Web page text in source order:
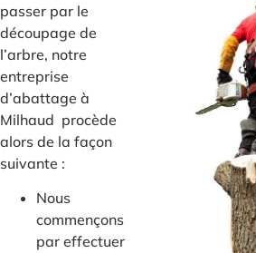
passer par le
découpage de
l’arbre, notre
entreprise
d’abattage à
Milhaud procède
alors de la façon
suivante :
Nous
commençons
par effectuer